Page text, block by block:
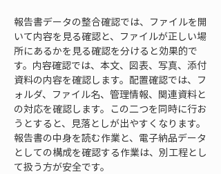
報告書データの整合確認では、ファイルを開
いて内容を見る確認と、ファイルが正しい場
所にあるかを見る確認を分けると効果的で
す。内容確認では、本文、図表、写真、添付
資料の内容を確認します。配置確認では、フ
ォルダ、ファイル名、管理情報、関連資料と
の対応を確認します。この二つを同時に行お
うとすると、見落としが出やすくなります。
報告書の中身を読む作業と、電子納品データ
としての構成を確認する作業は、別工程とし
て扱う方が安全です。